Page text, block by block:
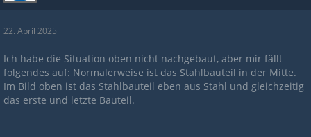
22. April 2025
Ich habe die Situation oben nicht nachgebaut, aber mir fällt
folgendes auf: Normalerweise ist das Stahlbauteil in der Mitte.
Im Bild oben ist das Stahlbauteil eben aus Stahl und gleichzeitig
das erste und letzte Bauteil.